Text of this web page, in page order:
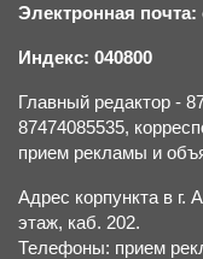
Электронная
Индекс: 040800
Главный редактор -
87474085535,
прием рекламы и
Адрес корпункта в г.
этаж, каб. 202.
Телефоны: прием